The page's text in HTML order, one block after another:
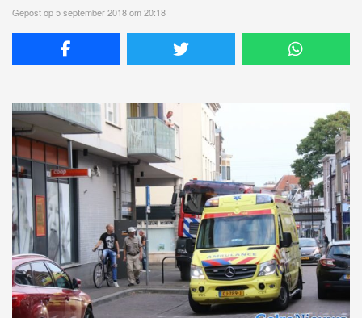
Gepost op 5 september 2018 om 20:18